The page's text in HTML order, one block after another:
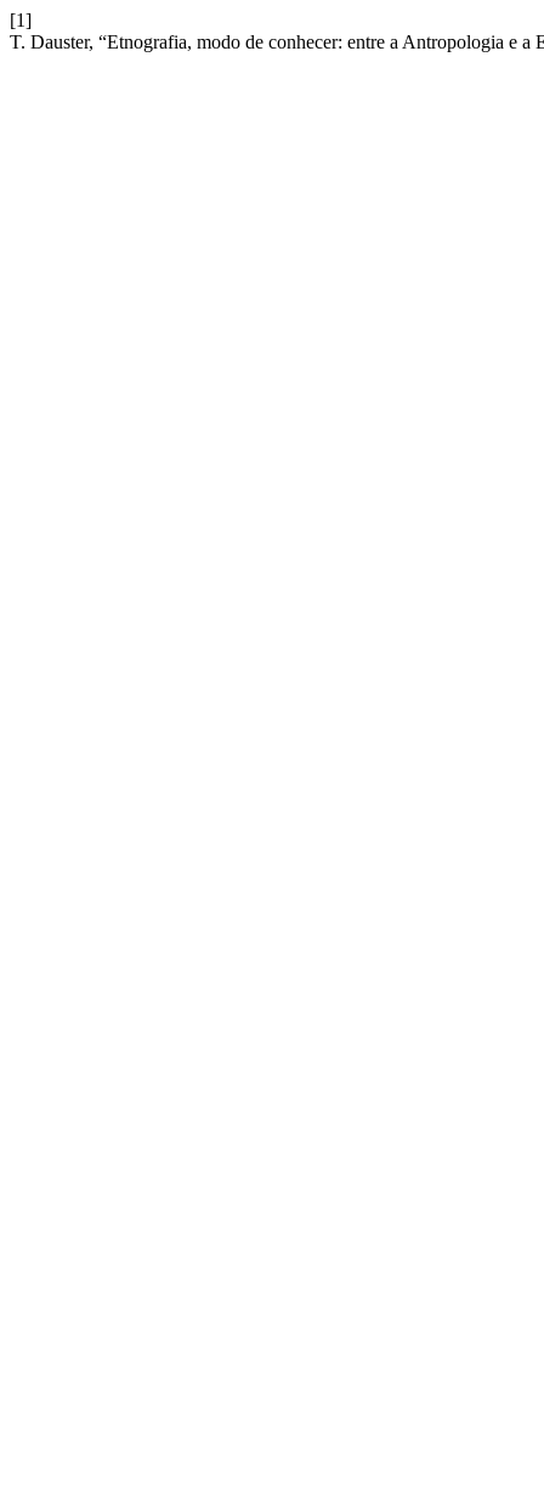
[1]
T. Dauster, “Etnografia, modo de conhecer: entre a Antropologia e a